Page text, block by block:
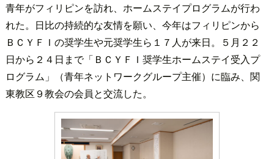
青年がフィリピンを訪れ、ホームステイプログラムが行わ
れた。日比の持続的な友情を願い、今年はフィリピンから
ＢＣＹＦＩの奨学生や元奨学生ら１７人が来日。５月２２
日から２４日まで「ＢＣＹＦＩ奨学生ホームステイ受入プ
ログラム」（青年ネットワークグループ主催）に臨み、関
東教区９教会の会員と交流した。